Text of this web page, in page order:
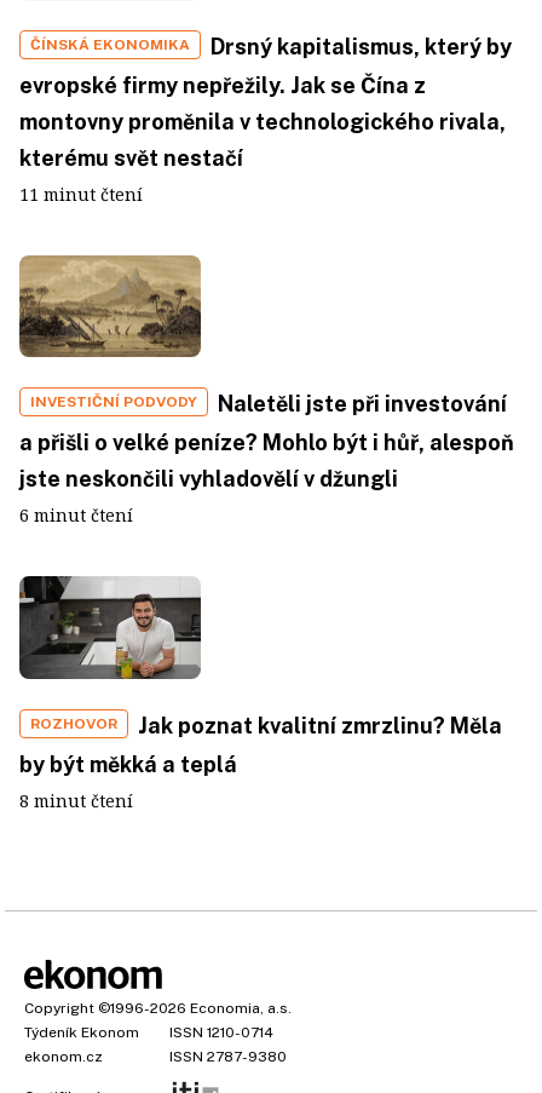
ČÍNSKÁ EKONOMIKA
Drsný kapitalismus, který by
evropské firmy nepřežily. Jak se Čína z
montovny proměnila v technologického rivala,
kterému svět nestačí
11 minut čtení
INVESTIČNÍ PODVODY
Naletěli jste při investování
a přišli o velké peníze? Mohlo být i hůř, alespoň
jste neskončili vyhladovělí v džungli
6 minut čtení
ROZHOVOR
Jak poznat kvalitní zmrzlinu? Měla
by být měkká a teplá
8 minut čtení
Copyright ©1996-2026 Economia, a.s.
Týdeník Ekonom
ISSN 1210-0714
ekonom.cz
ISSN 2787-9380